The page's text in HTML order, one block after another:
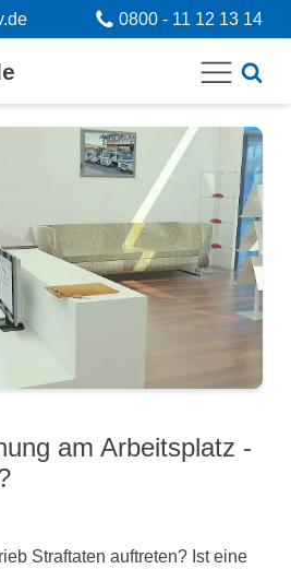
0800 - 11 12 13 14
am Arbeitsplatz -
Straftaten auftreten? Ist eine